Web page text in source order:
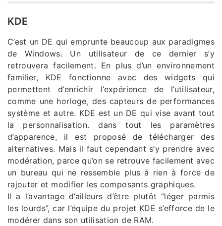
KDE
C’est un DE qui emprunte beaucoup aux paradigmes
de Windows. Un utilisateur de ce dernier s’y
retrouvera facilement. En plus d’un environnement
familier, KDE fonctionne avec des widgets qui
permettent d’enrichir l’expérience de l’utilisateur,
comme une horloge, des capteurs de performances
système et autre. KDE est un DE qui vise avant tout
la personnalisation. dans tout les paramètres
d’apparence, il est proposé de télécharger des
alternatives. Mais il faut cependant s’y prendre avec
modération, parce qu’on se retrouve facilement avec
un bureau qui ne ressemble plus à rien à force de
rajouter et modifier les composants graphiques.
Il a l’avantage d’ailleurs d’être plutôt “léger parmis
les lourds”, car l’équipe du projet KDE s’efforce de le
modérer dans son utilisation de RAM.